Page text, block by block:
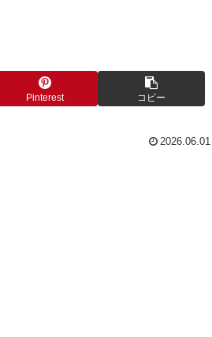
Pinterest コピー
2026.06.01